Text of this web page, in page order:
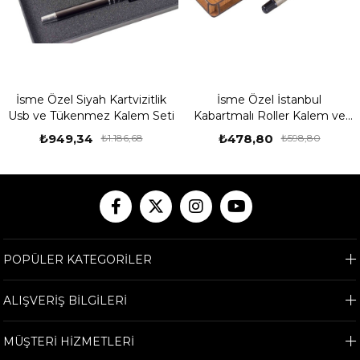
İsme Özel Siyah Kartvizitlik
Usb ve Tükenmez Kalem Seti
₺949,34 ₺1.186,68
İsme Özel İstanbul
Kabartmalı Roller Kalem ve
Ahşap Kutu Seti
₺478,80 ₺598,80
POPÜLER KATEGORİLER
ALIŞVERİŞ BİLGİLERİ
MÜŞTERİ HİZMETLERİ